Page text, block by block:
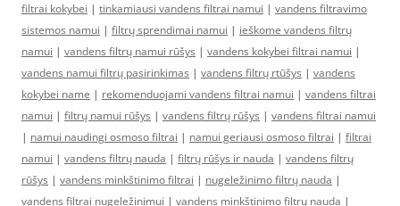
filtrai kokybei | tinkamiausi vandens filtrai namui | vandens filtravimo
sistemos namui | filtrų sprendimai namui | ieškome vandens filtrų
namui | vandens filtrų namui rūšys | vandens kokybei filtrai namui |
vandens namui filtrų pasirinkimas | vandens filtrų rtūšys | vandens
kokybei name | rekomenduojami vandens filtrai namui | vandens filtrai
namui | filtrų namui rūšys | vandens filtrų rūšys | vandens filtrai namui
| namui naudingi osmoso filtrai | namui geriausi osmoso filtrai | filtrai
namui | vandens filtrų nauda | filtrų rūšys ir nauda | vandens filtrų
rūšys | vandens minkštinimo filtrai | nugeležinimo filtrų nauda |
vandens filtrai nugeležinimui | vandens minkštinimo filtrų nauda |